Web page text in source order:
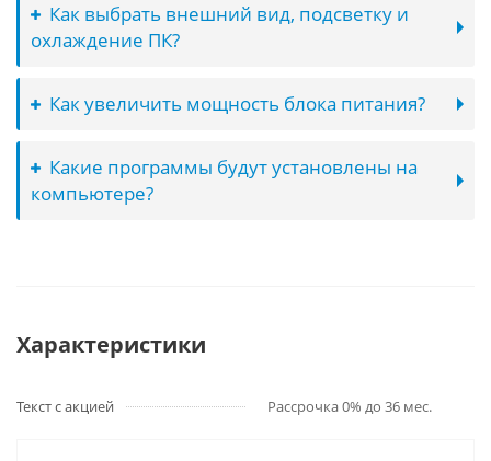
Как выбрать внешний вид, подсветку и
охлаждение ПК?
Как увеличить мощность блока питания?
Какие программы будут установлены на
компьютере?
Характеристики
Текст с акцией Рассрочка 0% до 36 мес.